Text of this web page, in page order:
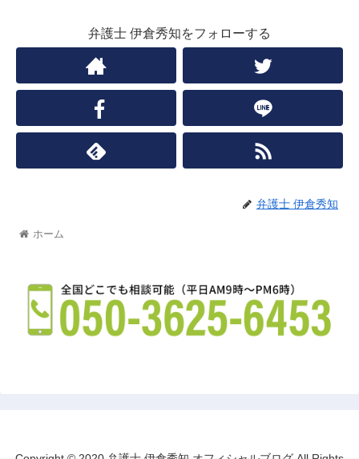
弁護士 伊倉秀知をフォローする
弁護士 伊倉秀知
ホーム